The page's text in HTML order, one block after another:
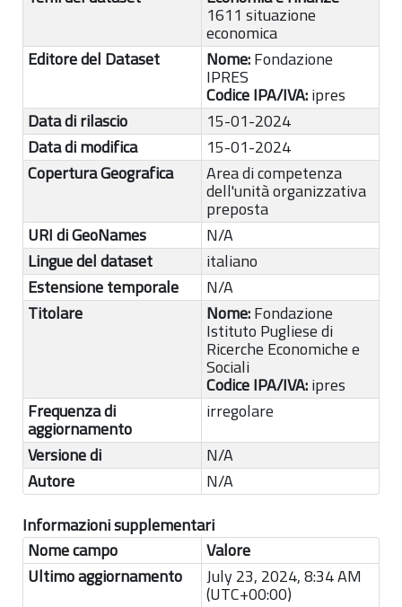
1611 situazione
economica
Editore del Dataset
Nome:Fondazione
IPRES
Codice IPA/IVA:ipres
Data di rilascio
15-01-2024
Data di modifica
15-01-2024
Copertura Geografica
Area di competenza
dell'unità organizzativa
preposta
URI di GeoNames
N/A
Lingue del dataset
italiano
Estensione temporale
N/A
Titolare
Nome:Fondazione
Istituto Pugliese di
Ricerche Economiche e
Sociali
Codice IPA/IVA:ipres
Frequenza di
aggiornamento
irregolare
Versione di
N/A
Autore
N/A
Informazioni supplementari
Nome campo
Valore
Ultimo aggiornamento
July 23, 2024, 8:34 AM
(UTC+00:00)